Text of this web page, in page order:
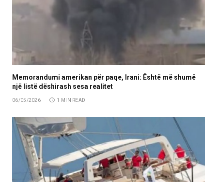
Memorandumi amerikan për paqe, Irani: Është më shumë
një listë dëshirash sesa realitet
06/05/2026 1 MIN READ